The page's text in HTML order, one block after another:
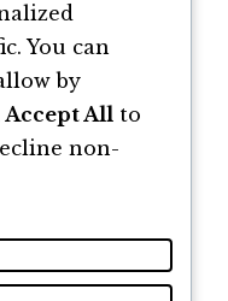
You can
by
Accept All to
non-